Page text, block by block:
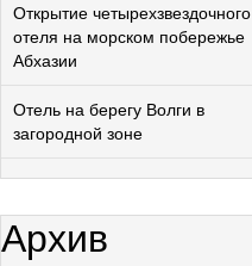
Открытие четырехзвездочного
отеля на морском побережье
Абхазии
Отель на берегу Волги в
загородной зоне
Архив